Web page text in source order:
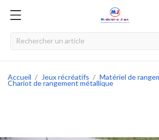
Accueil Jeux récréatifs Matériel de
Chariot de rangement métallique